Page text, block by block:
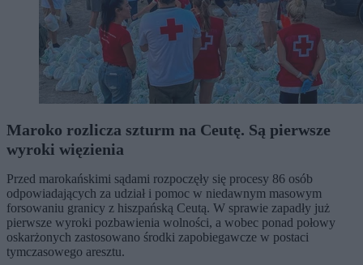
Maroko rozlicza szturm na Ceutę. Są pierwsze
wyroki więzienia
Przed marokańskimi sądami rozpoczęły się procesy 86 osób
odpowiadających za udział i pomoc w niedawnym masowym
forsowaniu granicy z hiszpańską Ceutą. W sprawie zapadły już
pierwsze wyroki pozbawienia wolności, a wobec ponad połowy
oskarżonych zastosowano środki zapobiegawcze w postaci
tymczasowego aresztu.